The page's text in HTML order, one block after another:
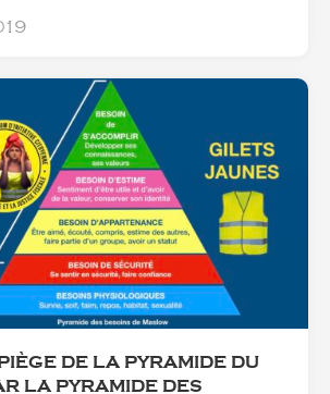
DE LA PYRAMIDE DU
LA PYRAMIDE DES